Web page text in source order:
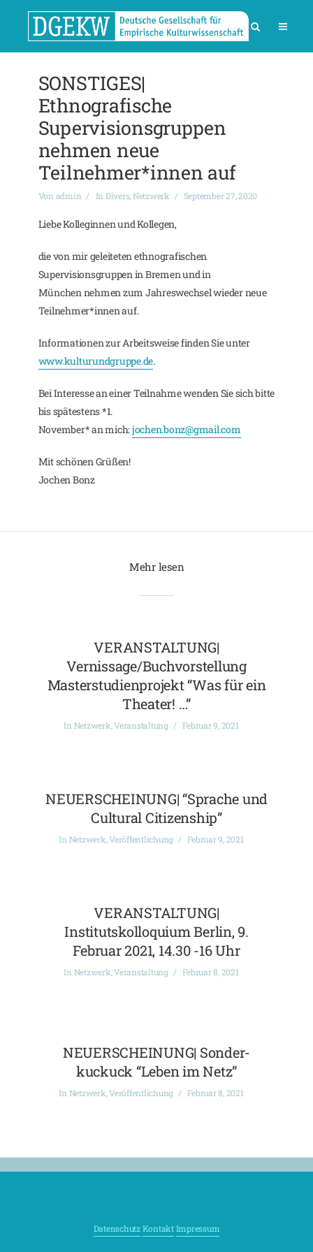
SONSTIGES|
Ethnografische
Supervisionsgruppen
nehmen neue
Teilnehmer*innen auf
Von admin In Divers,Netzwerk September 27, 2020
Liebe Kolleginnen und Kollegen,
die von mir geleiteten ethnografischen
Supervisionsgruppen in Bremen und in
München nehmen zum Jahreswechsel wieder neue
Teilnehmer*innen auf.
Informationen zur Arbeitsweise finden Sie unter
www.kulturundgruppe.de.
Bei Interesse an einer Teilnahme wenden Sie sich bitte
bis spätestens *1.
November* an mich:jochen.bonz@gmail.com
Mit schönen Grüßen!
Jochen Bonz
Mehr lesen
VERANSTALTUNG|
Vernissage/Buchvorstellung
Masterstudienprojekt “Was für ein
Theater! …”
In Netzwerk,Veranstaltung Februar 9, 2021
NEUERSCHEINUNG| “Sprache und
Cultural Citizenship”
In Netzwerk,Veröffentlichung Februar 9, 2021
VERANSTALTUNG|
Institutskolloquium Berlin, 9.
Februar 2021, 14.30 -16 Uhr
In Netzwerk,Veranstaltung Februar 8, 2021
NEUERSCHEINUNG| Sonder-
kuckuck “Leben im Netz”
In Netzwerk,Veröffentlichung Februar 8, 2021
DatenschutzKontaktImpressum